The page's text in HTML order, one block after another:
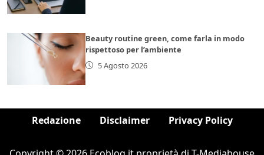
Beauty routine green, come farla in modo
rispettoso per l’ambiente
5 Agosto 2026
Redazione Disclaimer Privacy Policy